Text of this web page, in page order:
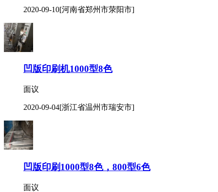
2020-09-10[河南省郑州市荥阳市]
凹版印刷机1000型8色
面议
2020-09-04[浙江省温州市瑞安市]
凹版印刷1000型8色，800型6色
面议